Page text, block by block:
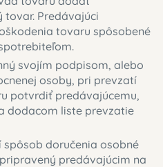
Predávajúci
tovaru spôsobené
svojím podpisom, alebo
osoby, pri prevzatí
potvrdiť predávajúcemu,
dodacom liste prevzatie
doručenia osobné
predávajúcim na